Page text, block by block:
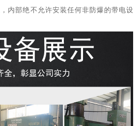
内部绝不允许安装任何非防爆的带电设